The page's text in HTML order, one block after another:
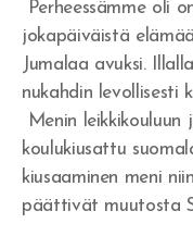
Perheessämme oli
jokapäiväistä
Jumalaa avuksi.
nukahdin levollisesti
Menin leikkikouluun
koulukiusattu
kiusaaminen meni
päättivät muutosta
Vakava varoitus
Rohkaisu/ilmestys